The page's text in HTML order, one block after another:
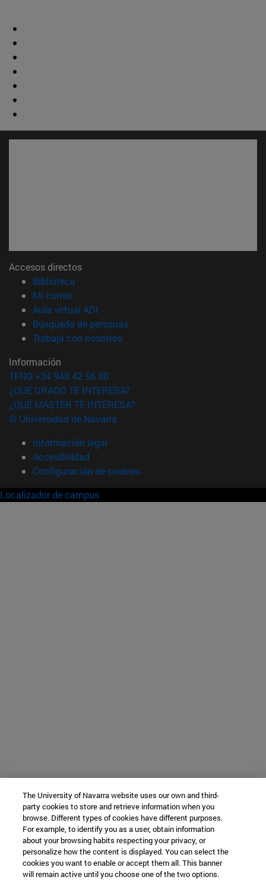
Accesos directos
Biblioteca
Mi correo(abre en nueva ventana)
Aula virtual ADI
Búsqueda de personas(abre en nueva ventana)
Trabaja con nosotros(abre en nueva ventana)
Información
TFNO +34 948 42 56 00
¿QUÉ GRADO TE INTERESA?
¿QUÉ MÁSTER TE INTERESA?
© Universidad de Navarra
Información legal
Accesibilidad
Configuración de cookies
Localizador de campus
The University of Navarra website uses our own and third-
party cookies to store and retrieve information when you
browse. Different types of cookies have different purposes.
For example, to identify you as a user, obtain information
about your browsing habits respecting your privacy, or
personalize how the content is displayed. You can select the
cookies you want to enable or accept them all. This banner
will remain active until you choose one of the two options.